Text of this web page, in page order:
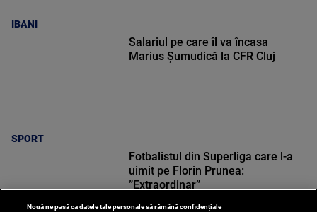
IBANI
SPORT
Salariul pe care îl va încasa
Marius Șumudică la CFR Cluj
Fotbalistul din Superliga care l-a
uimit pe Florin Prunea:
”Extraordinar”
Nouă ne pasă ca datele tale personale să rămână confidențiale